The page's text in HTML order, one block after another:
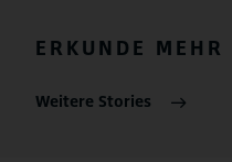
ERKUNDE MEHR
Weitere Stories